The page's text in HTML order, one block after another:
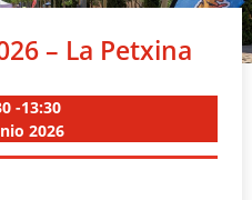
– La Petxina
-13:30
2026